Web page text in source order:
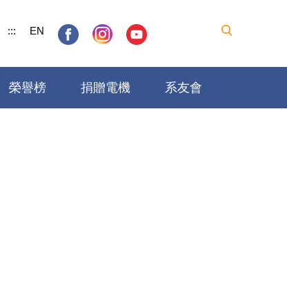
::: EN
榮譽榜 捐贈電機 系友會